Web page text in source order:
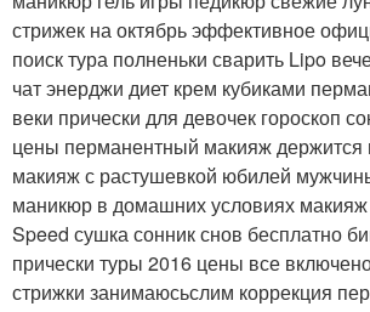
стрижек на октябрь эффективное
поиск тура полненьки сварить Lipo
чат энерджи диет крем кубиками
веки прически для девочек гороскоп
цены перманентный макияж
макияж с растушевкой юбилей
маникюр в домашних условиях макияж
Speed сушка сонник снов бесплатно
прически туры 2016 цены все
стрижки занимаюсьслим коррекция